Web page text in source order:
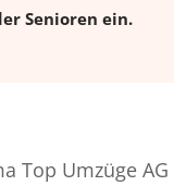
Senioren ein.
Top Umzüge AG